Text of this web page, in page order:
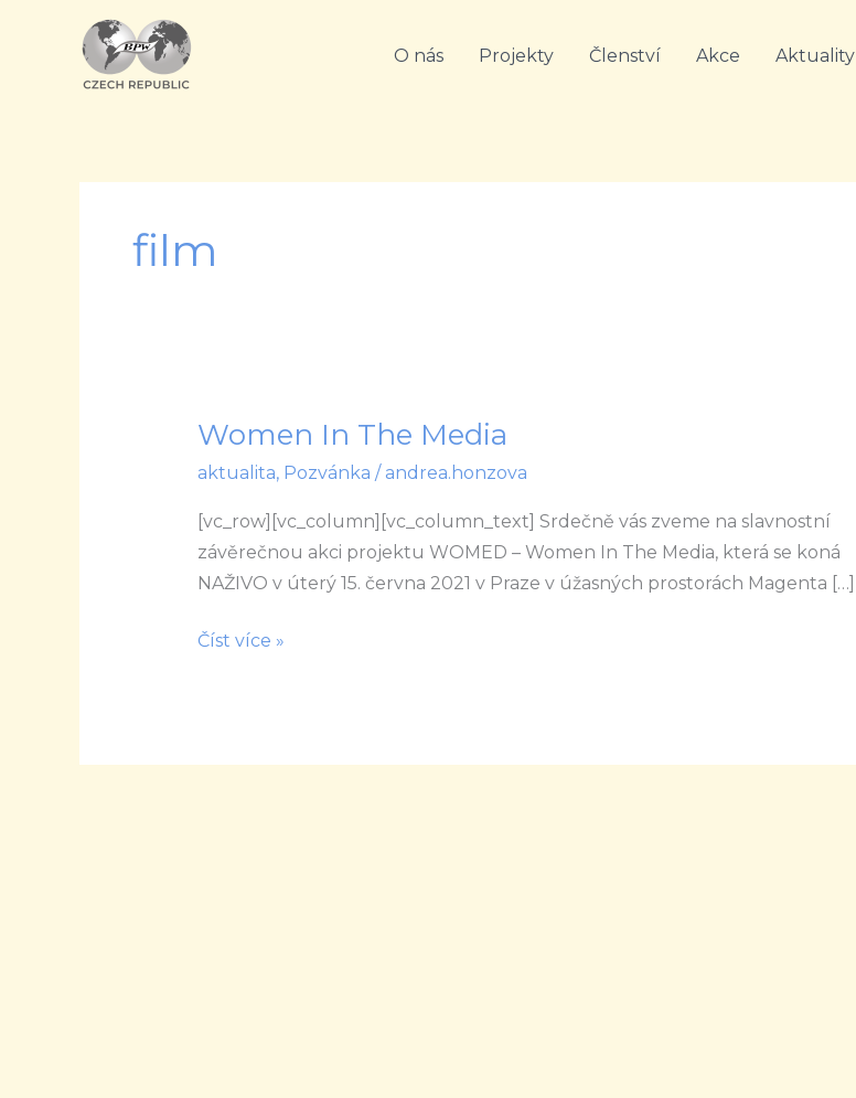
O nás Projekty Členství Akce Aktuality
film
Women In The Media
aktualita, Pozvánka / andrea.honzova
[vc_row][vc_column][vc_column_text] Srdečně vás zveme na slavnostní
závěrečnou akci projektu WOMED – Women In The Media, která se koná
NAŽIVO v úterý 15. června 2021 v Praze v úžasných prostorách Magenta […]
Women
In
Media
Číst více »